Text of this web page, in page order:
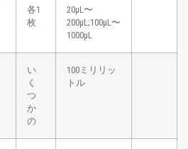
各1
枚
20μL〜
200μL;100μL〜
1000μL
い
く
つ
か
の
100ミリリッ
トル